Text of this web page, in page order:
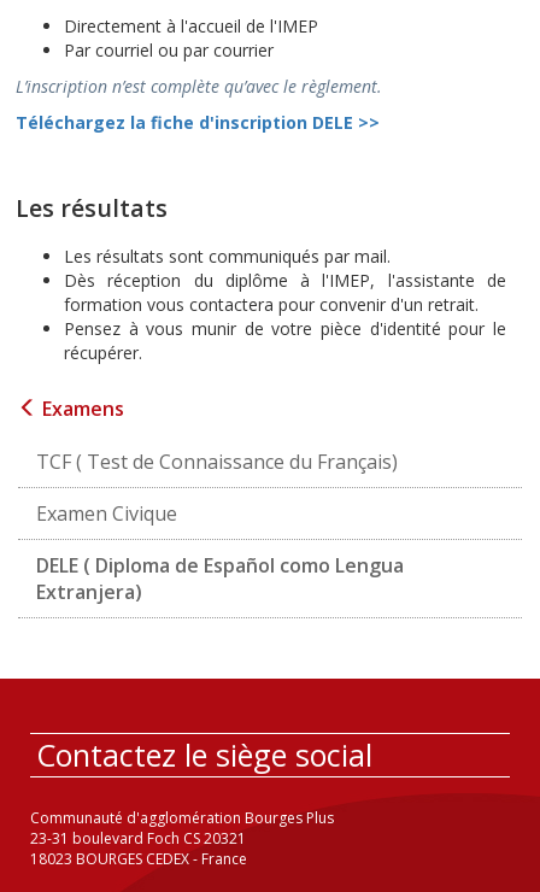
Directement à l'accueil de l'IMEP
Par courriel ou par courrier
L’inscription n’est complète qu’avec le règlement.
Téléchargez la fiche d'inscription DELE >>
Les résultats
Les résultats sont communiqués par mail.
Dès réception du diplôme à l'IMEP, l'assistante de
formation vous contactera pour convenir d'un retrait.
Pensez à vous munir de votre pièce d'identité pour le
récupérer.
Examens
TCF ( Test de Connaissance du Français)
Examen Civique
DELE ( Diploma de Español como Lengua
Extranjera)
Contactez le siège social
Communauté d'agglomération Bourges Plus
23-31 boulevard Foch CS 20321
18023 BOURGES CEDEX - France